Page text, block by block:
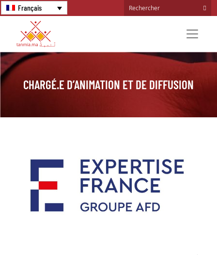
Français
CHARGÉ.E D’ANIMATION ET DE DIFFUSION